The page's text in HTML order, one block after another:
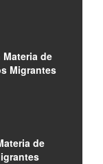
Materia de
Migrantes
de